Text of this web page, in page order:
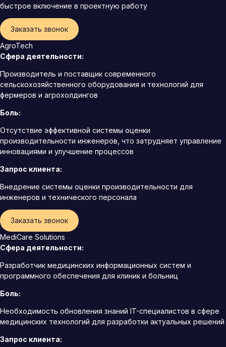
быстрое включение в проектную работу
Заказать звонок
AgroTech
Сфера деятельности:
Производитель и поставщик современного
сельскохозяйственного оборудования и технологий для
фермеров и агрохолдингов
Боль:
Отсутствие эффективной системы оценки
производительности инженеров, что затрудняет управление
инновациями и улучшение процессов
Запрос клиента:
Внедрение системы оценки производительности для
инженеров и технического персонала
Заказать звонок
MediCare Solutions
Сфера деятельности:
Разработчик медицинских информационных систем и
программного обеспечения для клиник и больниц
Боль:
Необходимость обновления знаний IT-специалистов в сфере
медицинских технологий для разработки актуальных решений
Запрос клиента: